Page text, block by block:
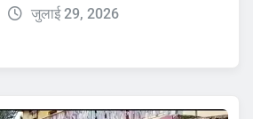
जुलाई 29, 2026